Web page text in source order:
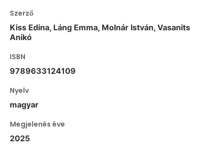
Szerző
Kiss Edina, Láng Emma, Molnár István, Vasanits
Anikó
ISBN
9789633124109
Nyelv
magyar
Megjelenés éve
2025